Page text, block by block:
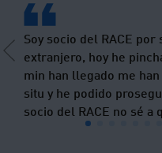
Soy socio del RACE por
extranjero, hoy he
min han llegado me
situ y he podido
socio del RACE no sé a
Previous